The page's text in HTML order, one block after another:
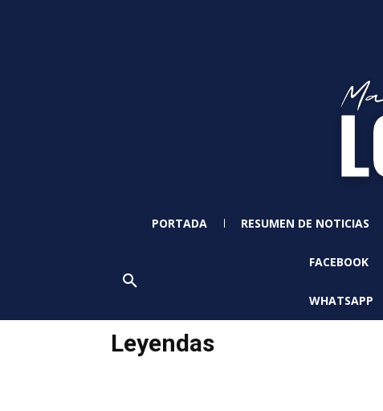
PORTADA RESUMEN DE NOTICIAS
FACEBOOK
WHATSAPP
Leyendas